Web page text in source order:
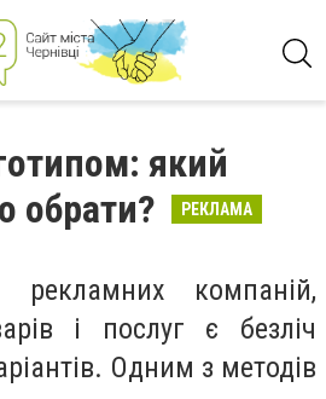
який
обрати?
РЕКЛАМА
рекламних компаній,
і послуг є безліч
Одним з методів